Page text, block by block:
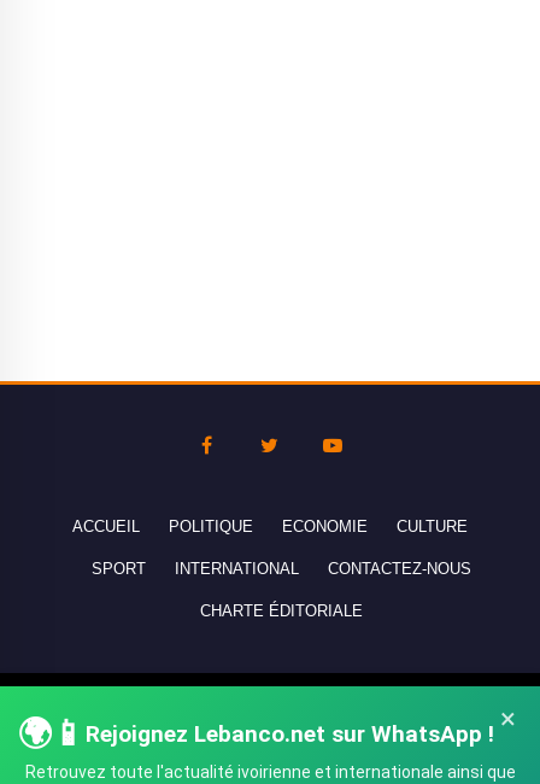
×
🌍📱 Rejoignez Lebanco.net sur WhatsApp !
Retrouvez toute l'actualité ivoirienne et internationale ainsi que
ACCUEIL POLITIQUE ECONOMIE CULTURE
SPORT INTERNATIONAL CONTACTEZ-NOUS
CHARTE ÉDITORIALE
réservés - All rights reserved.